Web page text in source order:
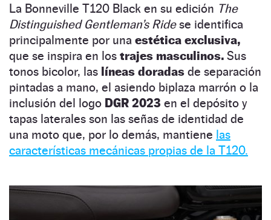
La Bonneville T120 Black en su edición The
Distinguished Gentleman’s Ridese identifica
principalmente por una estética exclusiva,
que se inspira en los trajes masculinos. Sus
tonos bicolor, las líneas doradas de separación
pintadas a mano, el asiendo biplaza marrón o la
inclusión del logo DGR 2023 en el depósito y
tapas laterales son las señas de identidad de
una moto que, por lo demás, mantiene las
características mecánicas propias de la T120.